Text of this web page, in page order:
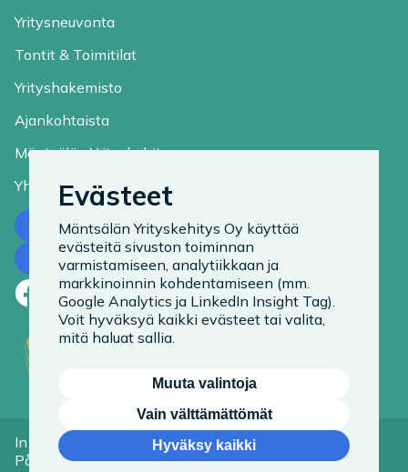
Yritysneuvonta
Tontit & Toimitilat
Yrityshakemisto
Ajankohtaista
Mäntsälän Yrityskehitys
Yhteystiedot
Ota yhteyttä
Tilaa uutiskirje
Facebook
LinkedIn
Instagram
In English
På Svenska
Tietoa evästeistä
Saavutettavuusseloste
Evästeet
Mäntsälän Yrityskehitys Oy käyttää
evästeitä sivuston toiminnan
varmistamiseen, analytiikkaan ja
markkinoinnin kohdentamiseen (mm.
Google Analytics ja LinkedIn Insight Tag).
Voit hyväksyä kaikki evästeet tai valita,
mitä haluat sallia.
Muuta valintoja
Vain välttämättömät
Hyväksy kaikki